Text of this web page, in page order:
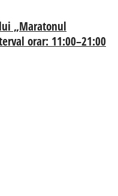
„Maratonul
orar: 11:00–21:00